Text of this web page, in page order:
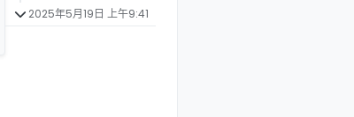
2025年5月19日 上午9:41